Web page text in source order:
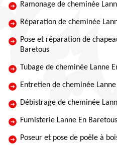
Ramonage de cheminée
Réparation de cheminée
Pose et réparation de
Baretous
Tubage de cheminée Lanne
Entretien de cheminée
Débistrage de cheminée
Fumisterie Lanne En Baretous
Poseur et pose de poêle à